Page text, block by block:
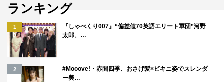
さらに、物語にさらなる深みを与える豪華キャストたちが
特別出演。令和の時代、ひかりのパート先であるドッグウ
ェア専門店のオーナー・五十嵐役に神木隆之介。太一が脚
本を手掛けたドラマ『刑事七、八人』の出演者である先輩
俳優役に田辺誠一、後輩俳優役に塚本高史。
ランキング
1
『しゃべくり007』“偏差値70英語エリート軍団”河野
太郎、…
2
#Mooove!・赤間四季、おさげ髪×ビキニ姿でスレンダ
ー美…